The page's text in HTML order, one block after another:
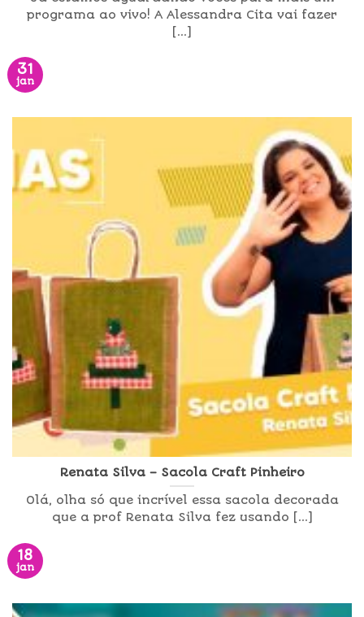
programa ao vivo! A Alessandra Cita vai fazer
[...]
31
jan
Renata Silva – Sacola Craft Pinheiro
Olá, olha só que incrível essa sacola decorada
que a prof Renata Silva fez usando [...]
18
jan